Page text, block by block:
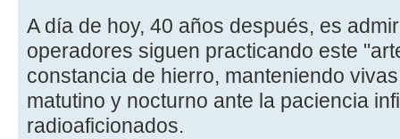
A día de hoy, 40 años después, es
operadores siguen practicando este
constancia de hierro, manteniendo
matutino y nocturno ante la paciencia
radioaficionados.